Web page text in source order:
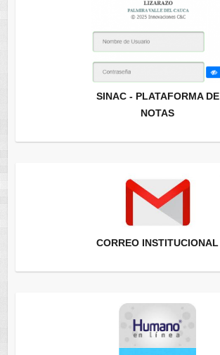
SINAC - PLATAFORMA DE
NOTAS
CORREO INSTITUCIONAL